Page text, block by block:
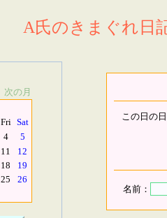
A氏のきまぐれ日
次の月
Fri Sat
4
5
11
12
18
19
25
26
この日の
名前：